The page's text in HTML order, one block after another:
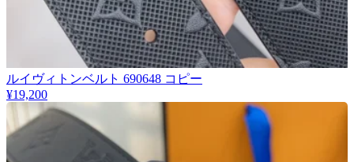
ルイヴィトンベルト 690648 コピー
¥19,200